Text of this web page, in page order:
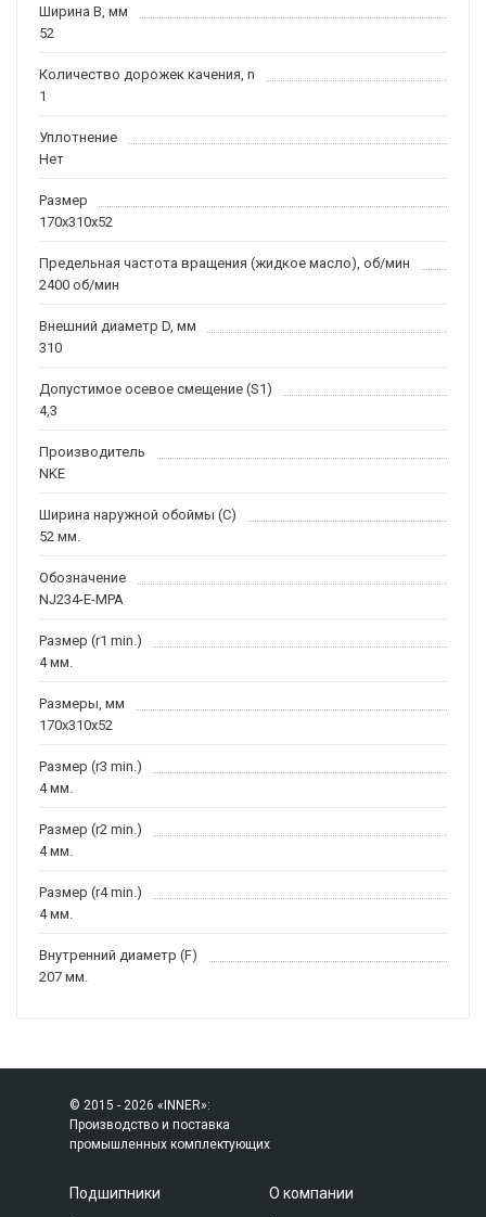
Ширина B, мм
52
Количество дорожек качения, n
1
Уплотнение
Нет
Размер
170x310x52
Предельная частота вращения (жидкое масло), об/мин
2400 об/мин
Внешний диаметр D, мм
310
Допустимое осевое смещение (S1)
4,3
Производитель
NKE
Ширина наружной обоймы (C)
52 мм.
Обозначение
NJ234-E-MPA
Размер (r1 min.)
4 мм.
Размеры, мм
170x310x52
Размер (r3 min.)
4 мм.
Размер (r2 min.)
4 мм.
Размер (r4 min.)
4 мм.
Внутренний диаметр (F)
207 мм.
© 2015 - 2026 «INNER»:
Производство и поставка
промышленных комплектующих
Подшипники
О компании